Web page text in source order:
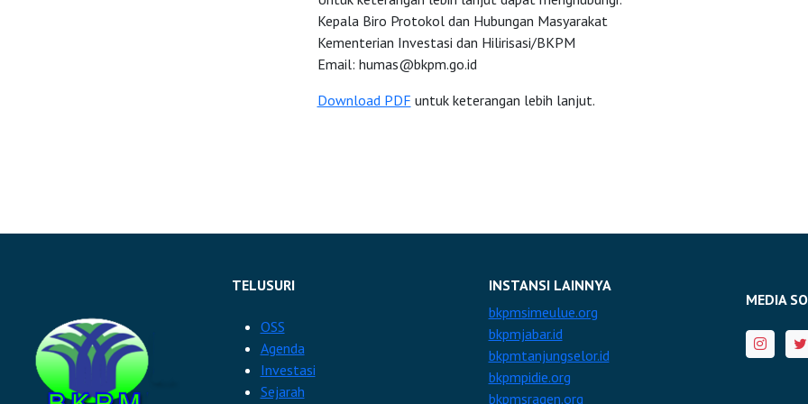
Kepala Biro Protokol dan Hubungan Masyarakat
Kementerian Investasi dan Hilirisasi/BKPM
Email: humas@bkpm.go.id
Download PDF untuk keterangan lebih lanjut.
TELUSURI
OSS
Agenda
Investasi
Sejarah
INSTANSI LAINNYA
bkpmsimeulue.org
bkpmjabar.id
bkpmtanjungselor.id
bkpmpidie.org
bkpmsragen.org
MEDIA